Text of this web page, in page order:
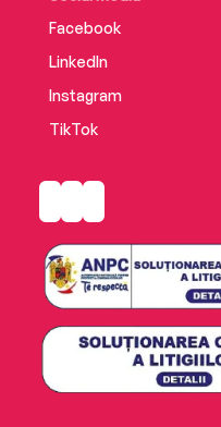
Facebook
LinkedIn
Instagram
TikTok